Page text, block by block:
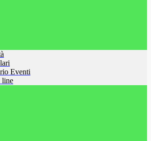
Eventi
line